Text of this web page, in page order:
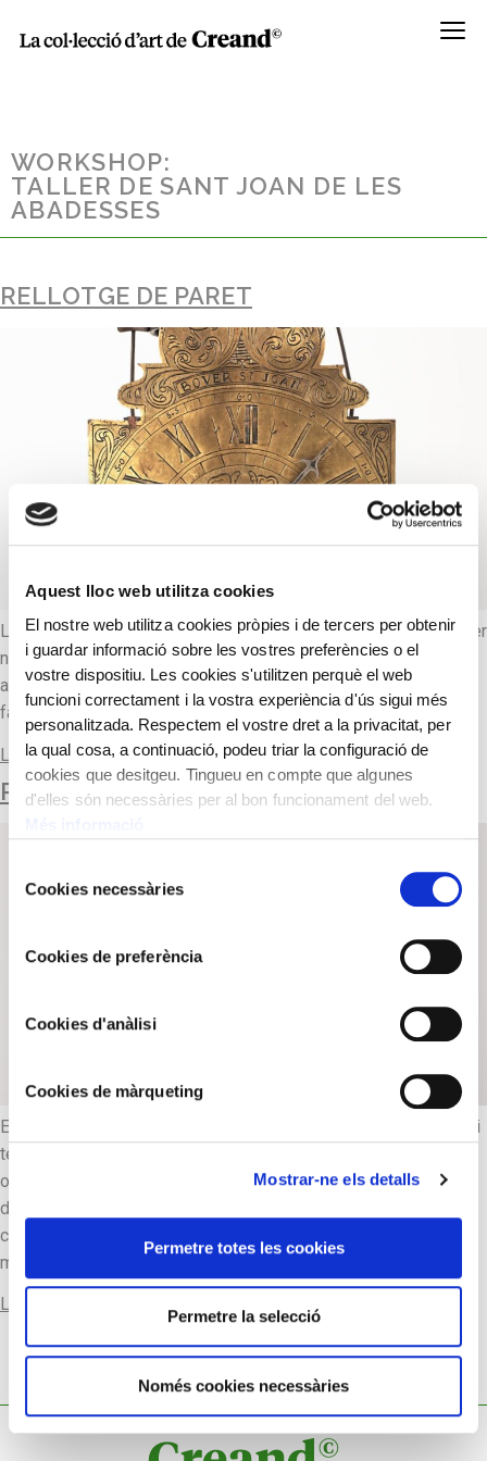
Aquest lloc web utilitza cookies
El nostre web utilitza cookies pròpies i de tercers per obtenir
i guardar informació sobre les vostres preferències o el
vostre dispositiu. Les cookies s'utilitzen perquè el web
funcioni correctament i la vostra experiència d'ús sigui més
personalitzada. Respectem el vostre dret a la privacitat, per
la qual cosa, a continuació, podeu triar la configuració de
cookies que desitgeu. Tingueu en compte que algunes
d'elles són necessàries per al bon funcionament del web.
deCookies necessàries
Cookies de preferència
Cookies d'anàlisi
Cookies de màrqueting
Mostrar-ne els detalls
Permetre totes les cookies
Permetre la selecció
Només cookies necessàries
Menú
WORKSHOP:
TALLER DE SANT JOAN DE LES
ABADESSES
RELLOTGE DE PARET
Llegenda: “BOVER ST JOAN”. Com que els rellotges dels Bover
no porten el nom de l’artesà ni la data en cap cas, es fa difícil
atribuir-los l’autor. La manca d’un nom davant el cognom Bover
fa pensar en una indústria artesanal familiar.
Llegir-ne més
RELLOTGE DE PARET
Els rellotges dels Bover tenen dues agulles i dues campanes i
tenen corda per un dia. Les esferes són de llautó, amb
originals i particulars. Els rellotges dels Roca d’Arenys i els
dels Bover tenen molt en comú. En els documents, consten
com a panyetaires i rellotgers, cosa que ratifica, una vegada
més, l’estreta relació […]
Llegir-ne més